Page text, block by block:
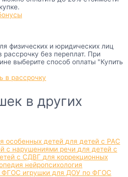
физических и юридических лиц
рассрочку без переплат. При
выберите способ оплаты "Купить
в рассрочку
в других
особенных детей для детей с РАС
с нарушениями речи для детей с
с СДВГ для коррекционных
нейропсихология
ФГОС игрушки для ДОУ по ФГОС